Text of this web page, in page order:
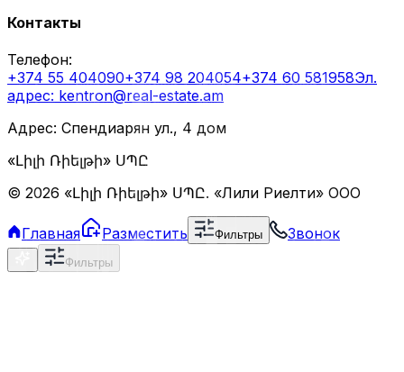
Контакты
Телефон:
+374 55 404090+374 98 204054+374 60 581958Эл.
адрес: kentron@real-estate.am
Адрес: Спендиарян ул., 4 дом
«Լիլի Ռիելթի» ՍՊԸ
© 2026 «Լիլի Ռիելթի» ՍՊԸ. «Лили Риелти» ООО
Главная Разместить Фильтры Звонок
Фильтры